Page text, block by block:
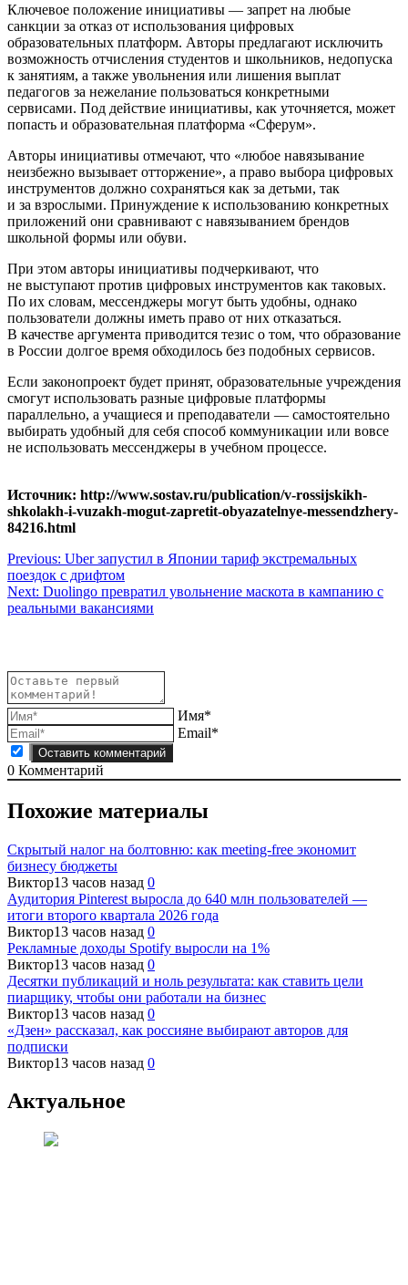
Ключевое положение инициативы — запрет на любые
санкции за отказ от использования цифровых
образовательных платформ. Авторы предлагают исключить
возможность отчисления студентов и школьников, недопуска
к занятиям, а также увольнения или лишения выплат
педагогов за нежелание пользоваться конкретными
сервисами. Под действие инициативы, как уточняется, может
попасть и образовательная платформа «Сферум».
Авторы инициативы отмечают, что «любое навязывание
неизбежно вызывает отторжение», а право выбора цифровых
инструментов должно сохраняться как за детьми, так
и за взрослыми. Принуждение к использованию конкретных
приложений они сравнивают с навязыванием брендов
школьной формы или обуви.
При этом авторы инициативы подчеркивают, что
не выступают против цифровых инструментов как таковых.
По их словам, мессенджеры могут быть удобны, однако
пользователи должны иметь право от них отказаться.
В качестве аргумента приводится тезис о том, что образование
в России долгое время обходилось без подобных сервисов.
Если законопроект будет принят, образовательные учреждения
смогут использовать разные цифровые платформы
параллельно, а учащиеся и преподаватели — самостоятельно
выбирать удобный для себя способ коммуникации или вовсе
не использовать мессенджеры в учебном процессе.
Источник: http://www.sostav.ru/publication/v-rossijskikh-
shkolakh-i-vuzakh-mogut-zapretit-obyazatelnye-messendzhery-
84216.html
Навигация
по
записям
Previous: Uber запустил в Японии тариф экстремальных
поездок с дрифтом
Next: Duolingo превратил увольнение маскота в кампанию с
реальными вакансиями
Имя*
Email*
0 Комментарий
Похожие материалы
Скрытый налог на болтовню: как meeting-free экономит
бизнесу бюджеты
Виктор13 часов назад 0
Аудитория Pinterest выросла до 640 млн пользователей —
итоги второго квартала 2026 года
Виктор13 часов назад 0
Рекламные доходы Spotify выросли на 1%
Виктор13 часов назад 0
Десятки публикаций и ноль результата: как ставить цели
пиарщику, чтобы они работали на бизнес
Виктор13 часов назад 0
«Дзен» рассказал, как россияне выбирают авторов для
подписки
Виктор13 часов назад 0
Актуальное